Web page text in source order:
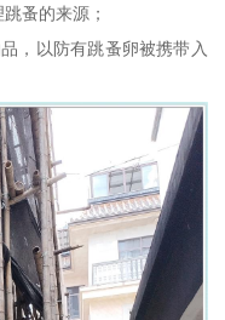
蚤的来源；
，以防有跳蚤卵被携带入